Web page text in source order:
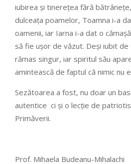
iubirea și tinerețea fără
dulceața poamelor, Toamna i-a
oamenii, iar Iarna i-a dat o
să fie ușor de văzut. Deși iubit
rămas singur, iar spiritul său
amintească de faptul că nimic nu
Sezătoarea a fost, nu doar un
autentice ci și o lecție de
Primăverii.
Prof. Mihaela Budeanu-Mihalachi